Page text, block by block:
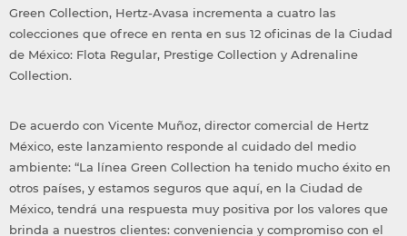
Green Collection, Hertz-Avasa incrementa a cuatro las
colecciones que ofrece en renta en sus 12 oficinas de la Ciudad
de México: Flota Regular, Prestige Collection y Adrenaline
Collection.
De acuerdo con Vicente Muñoz, director comercial de Hertz
México, este lanzamiento responde al cuidado del medio
ambiente: “La línea Green Collection ha tenido mucho éxito en
otros países, y estamos seguros que aquí, en la Ciudad de
México, tendrá una respuesta muy positiva por los valores que
brinda a nuestros clientes: conveniencia y compromiso con el